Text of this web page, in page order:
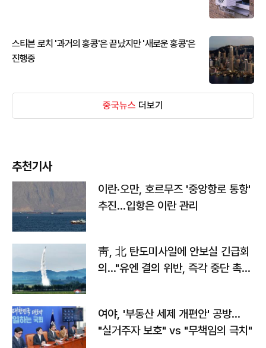
스티븐 로치 '과거의 홍콩'은 끝났지만 '새로운 홍콩'은
진행중
중국뉴스 더보기
추천기사
이란·오만, 호르무즈 '중앙항로 통항'
추진…입항은 이란 관리
靑, 北 탄도미사일에 안보실 긴급회
의…"유엔 결의 위반, 즉각 중단 촉
여야, '부동산 세제 개편안' 공방…
"실거주자 보호" vs "무책임의 극치"